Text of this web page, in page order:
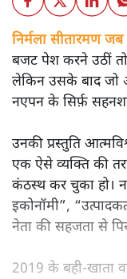
निर्मला सीतारमण
बजट पेश करने उठीं तो
लेकिन उसके बाद जो
नएपन के सिर्फ़
उनकी प्रस्तुति
एक ऐसे व्यक्ति की
कंठस्थ कर चुका हो।
इकोनॉमी”,
नेता की सहजता से
2019 के बही‑खाता